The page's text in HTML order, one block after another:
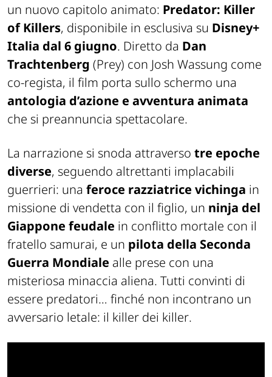
un nuovo capitolo animato: Predator: Killer
of Killers, disponibile in esclusiva su Disney+
Italia dal 6 giugno. Diretto da Dan
Trachtenberg (Prey) con Josh Wassung come
co-regista, il film porta sullo schermo una
antologia d’azione e avventura animata
che si preannuncia spettacolare.
La narrazione si snoda attraverso tre epoche
diverse, seguendo altrettanti implacabili
guerrieri: una feroce razziatrice vichinga in
missione di vendetta con il figlio, un ninja del
Giappone feudale in conflitto mortale con il
fratello samurai, e un pilota della Seconda
Guerra Mondiale alle prese con una
misteriosa minaccia aliena. Tutti convinti di
essere predatori… finché non incontrano un
avversario letale: il killer dei killer.